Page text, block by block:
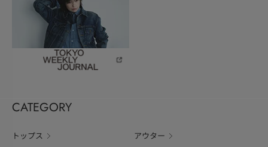
CATEGORY
トップス アウター